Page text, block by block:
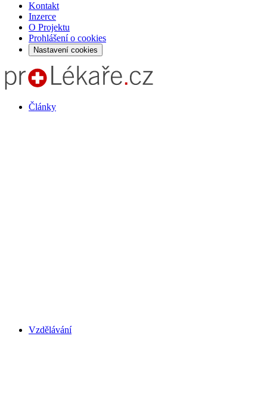
Kontakt
Inzerce
O Projektu
Prohlášení o cookies
Nastavení cookies
Články
Vzdělávání